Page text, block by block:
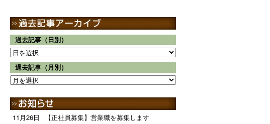
過去記事（日別）
過去記事（月別）
11月26日 【正社員募集】営業職を募集します